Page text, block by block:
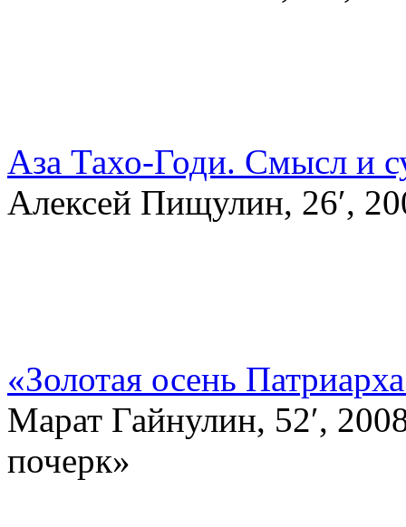
Аза Тахо-Годи. Смысл и
Алексей Пищулин, 26′,
«Золотая осень
Марат Гайнулин, 52′,
почерк»